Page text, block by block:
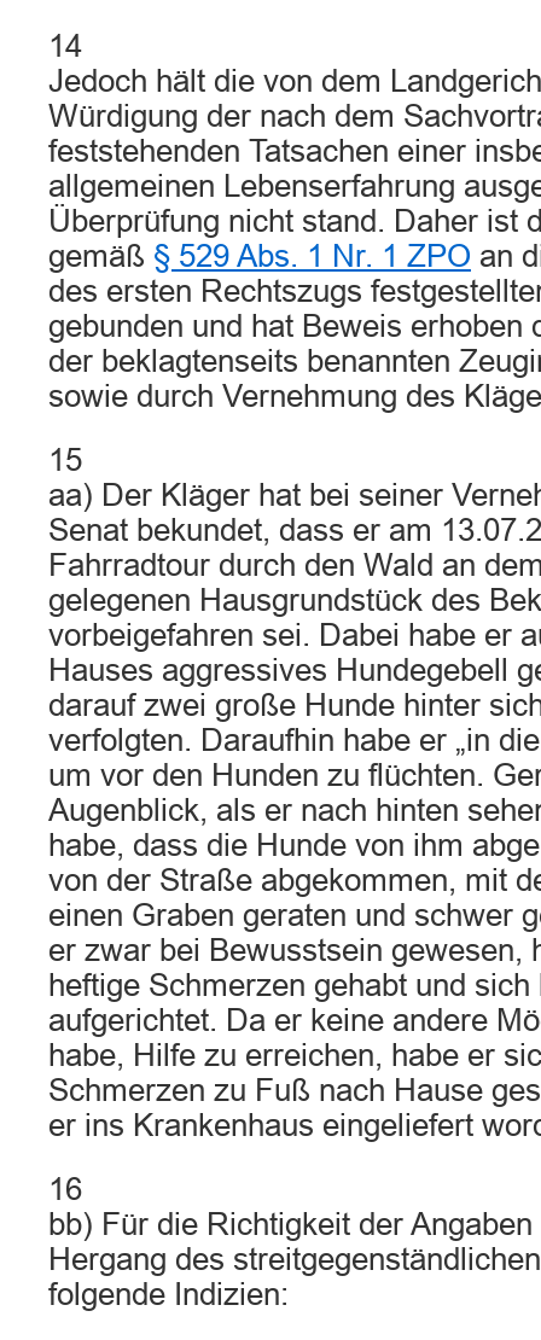
14
Jedoch hält die von dem
Würdigung der nach dem
feststehenden Tatsachen einer
allgemeinen Lebenserfahrung
Überprüfung nicht stand. Daher ist
gemäß § 529 Abs. 1 Nr. 1 ZPO an
des ersten Rechtszugs
gebunden und hat Beweis erhoben
der beklagtenseits benannten
sowie durch Vernehmung des
15
aa) Der Kläger hat bei seiner
Senat bekundet, dass er am
Fahrradtour durch den Wald an
gelegenen Hausgrundstück des
vorbeigefahren sei. Dabei habe er
Hauses aggressives Hundegebell
darauf zwei große Hunde hinter
verfolgten. Daraufhin habe er „in
um vor den Hunden zu flüchten.
Augenblick, als er nach hinten
habe, dass die Hunde von ihm
von der Straße abgekommen, mit
einen Graben geraten und schwer
er zwar bei Bewusstsein gewesen,
heftige Schmerzen gehabt und sich
aufgerichtet. Da er keine andere
habe, Hilfe zu erreichen, habe er
Schmerzen zu Fuß nach Hause
er ins Krankenhaus eingeliefert
16
bb) Für die Richtigkeit der
Hergang des
folgende Indizien: